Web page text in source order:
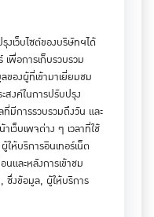
เว็บไซต์ของบริษัทฯได้
พื่อการเก็บรวบรวม
องผู้ที่เข้ามาเยี่ยมชม
สงค์ในการปรับปรุง
ที่มีการรวบรวมถึงวัน และ
เว็บเพจต่าง ๆ เวลาที่ใช้
ห้บริการอินเทอร์เน็ต
นและหลังการเข้าชม
ซึ่งข้อมูล, ผู้ให้บริการ